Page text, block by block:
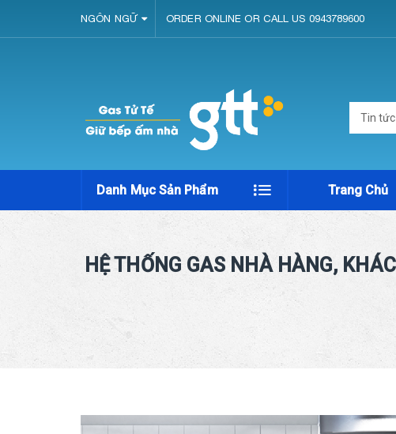
NGÔN NGỮ ORDER ONLINE OR CALL US 0943789600
Danh Mục Sản Phẩm Trang Chủ
HỆ THỐNG GAS NHÀ HÀNG,